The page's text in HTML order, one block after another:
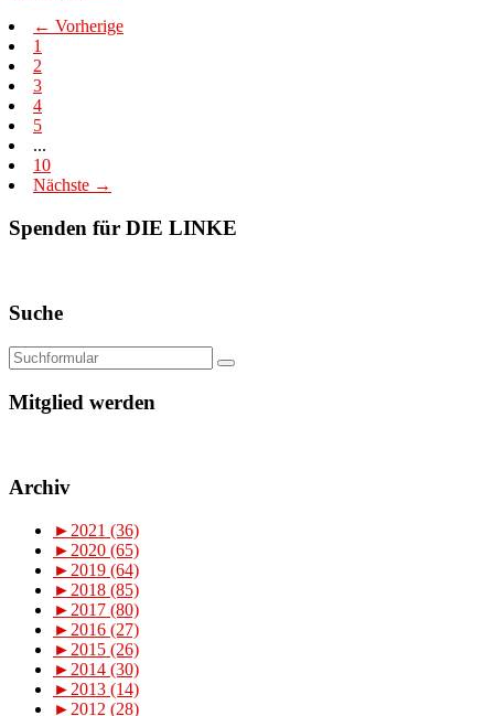
← Vorherige
1
2
3
4
5
...
10
Nächste →
Spenden für DIE LINKE
Suche
Mitglied werden
Archiv
► 2021 (36)
► 2020 (65)
► 2019 (64)
► 2018 (85)
► 2017 (80)
► 2016 (27)
► 2015 (26)
► 2014 (30)
► 2013 (14)
► 2012 (28)